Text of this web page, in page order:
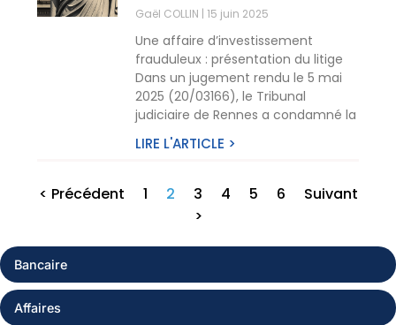
Bancaire
Affaires
Gaël COLLIN 15 juin 2025
Une affaire d’investissement
frauduleux : présentation du litige
Dans un jugement rendu le 5 mai
2025 (20/03166), le Tribunal
judiciaire de Rennes a condamné la
LIRE L'ARTICLE >
< Précédent 1 2 3 4 5 6
Suivant
>